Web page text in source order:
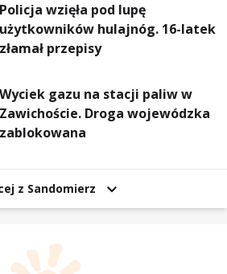
Policja wzięła pod lupę
użytkowników hulajnóg. 16-latek
złamał przepisy
Wyciek gazu na stacji paliw w
Zawichoście. Droga wojewódzka
zablokowana
z Sandomierz